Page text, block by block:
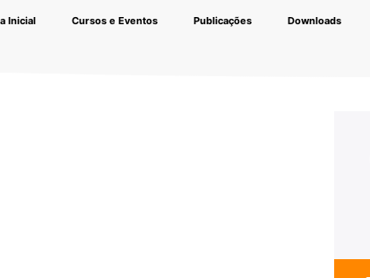
Inicial Cursos e Eventos Publicações Downloads